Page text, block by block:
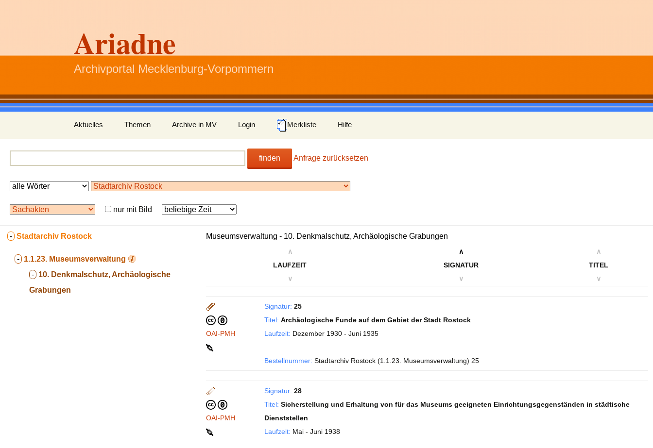
Ariadne
Archivportal Mecklenburg-Vorpommern
Inhalt
springen
Aktuelles Themen Archive in MV Login Merkliste Hilfe
finden Anfrage zurücksetzen
nur mit Bild
- Stadtarchiv Rostock
- 1.1.23. Museumsverwaltung
- 10. Denkmalschutz, Archäologische
Grabungen
Museumsverwaltung - 10. Denkmalschutz, Archäologische Grabungen
∧
LAUFZEIT
∨
∧
SIGNATUR
∨
∧
TITEL
∨
OAI-PMH
Signatur: 25
Titel: Archäologische Funde auf dem Gebiet der Stadt Rostock
Laufzeit: Dezember 1930 - Juni 1935
Bestellnummer: Stadtarchiv Rostock (1.1.23. Museumsverwaltung) 25
OAI-PMH
Signatur: 28
Titel: Sicherstellung und Erhaltung von für das Museums geeigneten Einrichtungsgegenständen in städtische
Dienststellen
Laufzeit: Mai - Juni 1938